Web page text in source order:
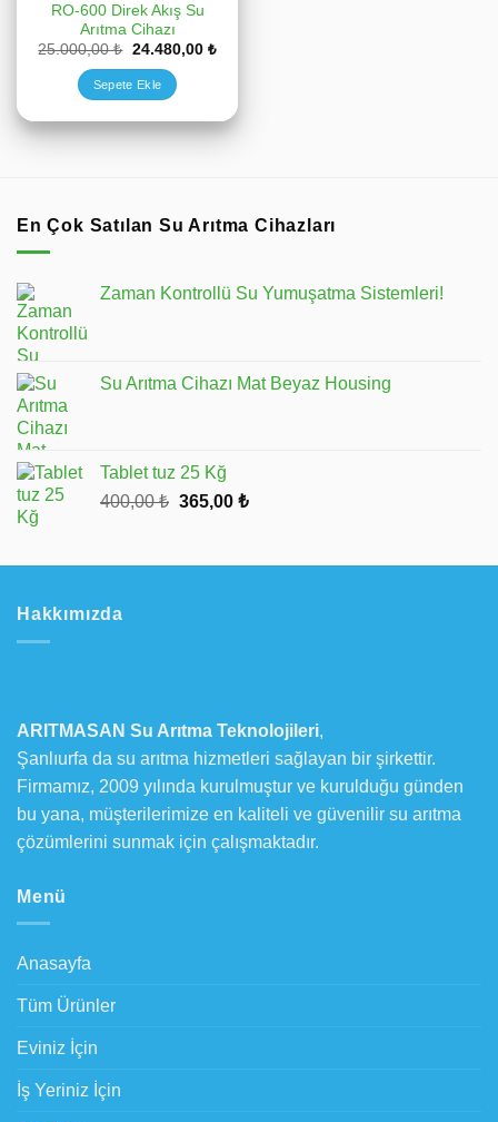
RO-600 Direk Akış Su
Arıtma Cihazı
25.000,00₺ Orijinal
25.000,00 ₺.
24.480,00 ₺Şu
Sepete Ekle
En Çok Satılan Su Arıtma Cihazları
Zaman Kontrollü Su Yumuşatma Sistemleri!
Su Arıtma Cihazı Mat Beyaz Housing
Tablet tuz 25 Kğ
400,00₺ Orijinal
365,00 ₺Şu
365,00 ₺.
Hakkımızda
ARITMASAN Su Arıtma Teknolojileri,
Şanlıurfa da su arıtma hizmetleri sağlayan bir şirkettir.
Firmamız, 2009 yılında kurulmuştur ve kurulduğu günden
bu yana, müşterilerimize en kaliteli ve güvenilir su arıtma
çözümlerini sunmak için çalışmaktadır.
Menü
Anasayfa
Tüm Ürünler
Eviniz İçin
İş Yeriniz İçin